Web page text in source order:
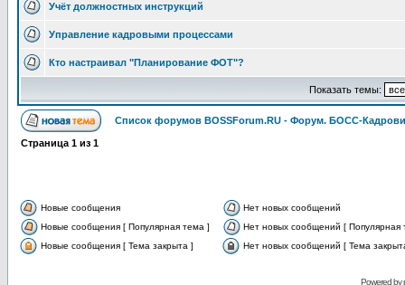
Учёт должностных инструкций
Управление кадровыми процессами
Кто настраивал "Планирование ФОТ"?
Показать темы:
Список форумов BOSSForum.RU - Форум. БОСС-
Страница 1 из 1
Новые сообщения
Нет новых сообщений
Новые сообщения [ Популярная тема ]
Нет новых сообщений [ Популярная
Новые сообщения [ Тема закрыта ]
Нет новых сообщений [ Тема
Pоwerеd by